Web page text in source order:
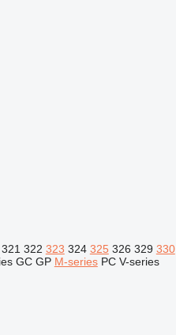
321 322 323 324 325 326 329 330
GC GP M-series PC V-series